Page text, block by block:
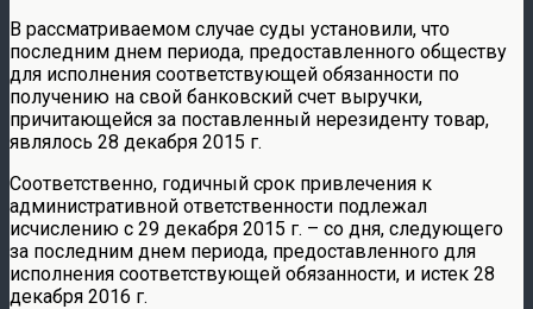
В рассматриваемом случае суды установили, что
последним днем периода, предоставленного обществу
для исполнения соответствующей обязанности по
получению на свой банковский счет выручки,
причитающейся за поставленный нерезиденту товар,
являлось 28 декабря 2015 г.
Соответственно, годичный срок привлечения к
административной ответственности подлежал
исчислению с 29 декабря 2015 г. – со дня, следующего
за последним днем периода, предоставленного для
исполнения соответствующей обязанности, и истек 28
декабря 2016 г.